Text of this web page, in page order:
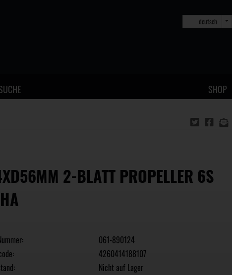
deutsch
SHOP
2-BLATT PROPELLER 6S
061-890124
4260414188107
Nicht auf Lager